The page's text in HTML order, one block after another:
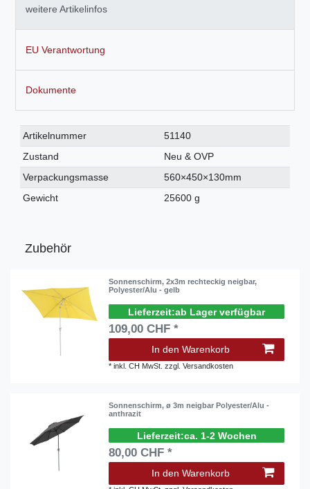
weitere Artikelinfos
EU Verantwortung
Dokumente
Technisches
Merkmal
Wert
Artikelnummer
51140
Zustand
Neu & OVP
Verpackungsmasse
560×450×130mm
Gewicht
25600 g
Zubehör
Sonnenschirm, 2x3m rechteckig neigbar,
Polyester/Alu - gelb
ab Lager verfügbar
109,00 CHF *
In den Warenkorb
*inkl. CH MwSt. zzgl.Versandkosten
Sonnenschirm, ø 3m neigbar Polyester/Alu -
anthrazit
ca. 1-2 Wochen
80,00 CHF *
In den Warenkorb